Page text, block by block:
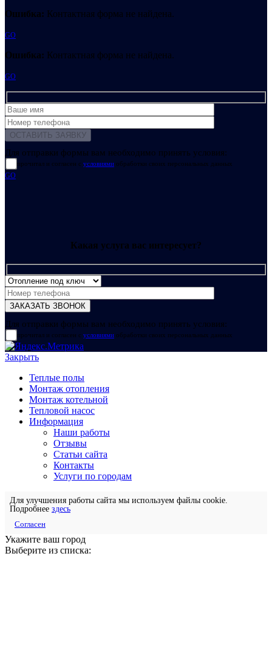
Ошибка: Контактная форма не найдена.
GO
Ошибка: Контактная форма не найдена.
GO
Для отправки формы вам необходимо принять условия:
прочитал и согласен с условиями обработки своих персональных данных
GO
Какая услуга вас интересует?
Для отправки формы вам необходимо принять условия:
прочитал и согласен с условиями обработки своих персональных данных
Закрыть
Теплые полы
Монтаж отопления
Монтаж котельной
Тепловой насос
Информация
Наши работы
Отзывы
Статьи сайта
Контакты
Услуги по городам
Для улучшения работы сайта мы используем файлы cookie.
Подробнее здесь
Согласен
Укажите ваш город
Выберите из списка: